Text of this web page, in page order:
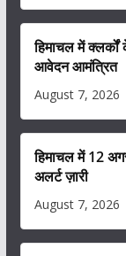
हिमाचल में
आवेदन आमंत्रित
August 7, 2026
हिमाचल में 12
अलर्ट ज़ारी
August 7, 2026